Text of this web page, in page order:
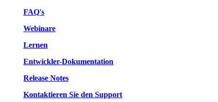
FAQ's
Webinare
Lernen
Entwickler-Dokumentation
Release Notes
Kontaktieren Sie den Support